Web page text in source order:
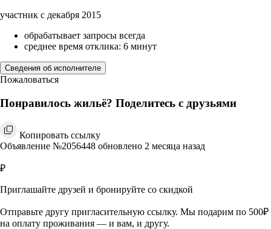
участник с декабря 2015
обрабатывает запросы всегда
среднее время отклика: 6 минут
Сведения об исполнителе
Пожаловаться
Понравилось жильё? Поделитесь с друзьями
Копировать ссылку
Объявление №2056448 обновлено 2 месяца назад
₽
Приглашайте друзей и бронируйте со скидкой
Отправьте другу пригласительную ссылку. Мы подарим по 500₽
на оплату проживания — и вам, и другу.